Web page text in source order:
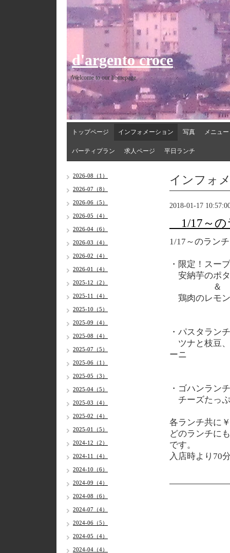
d'argento croce
Welcome to our homepage
トップページ インフォメーション 写真 メニュー
パーティプラン 求人ページ 平日ランチ
インフォ
2018-01-17
1/17～の
1/17 ～のラン
・限定！スー
安納芋のポ
＆
鶏肉のレモ
・パスタランチ
ツナと枝豆
ーニ
・ゴハンランチ
チーズたっ
各ランチ共に
どのランチに
です。
入店時より70
2026-08（1）
2026-07（8）
2026-06（5）
2026-05（4）
2026-04（6）
2026-03（4）
2026-02（4）
2026-01（4）
2025-12（2）
2025-11（4）
2025-10（5）
2025-09（4）
2025-08（4）
2025-07（5）
2025-06（1）
2025-05（3）
2025-04（5）
2025-03（4）
2025-02（4）
2025-01（5）
2024-12（2）
2024-11（4）
2024-10（6）
2024-09（4）
2024-08（6）
2024-07（4）
2024-06（5）
2024-05（4）
2024-04（4）